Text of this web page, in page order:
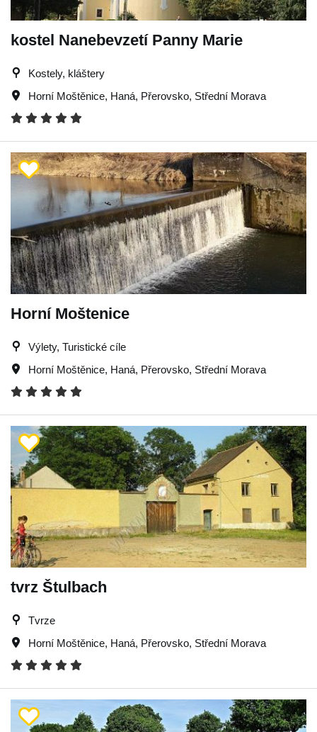
kostel Nanebevzetí Panny Marie
Kostely, kláštery
Horní Moštěnice, Haná, Přerovsko, Střední Morava
Horní Moštenice
Výlety, Turistické cíle
Horní Moštěnice, Haná, Přerovsko, Střední Morava
tvrz Štulbach
Tvrze
Horní Moštěnice, Haná, Přerovsko, Střední Morava